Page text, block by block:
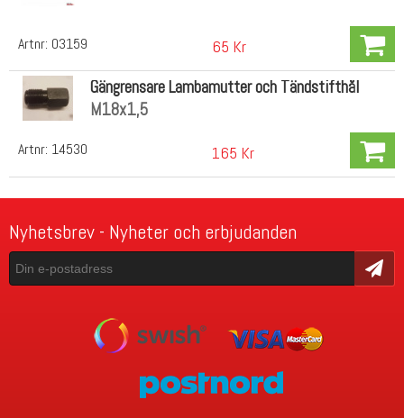
Artnr: 03159 65 Kr
Artnr: 14530
Gängrensare Lambamutter och Tändstifthål
M18x1,5
165 Kr
Nyhetsbrev - Nyheter och erbjudanden
Skicka